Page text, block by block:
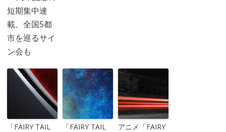
短期集中連
載、全国5都
市を巡るサイ
ン会も
「FAIRY TAIL
「FAIRY TAIL
アニメ「FAIRY